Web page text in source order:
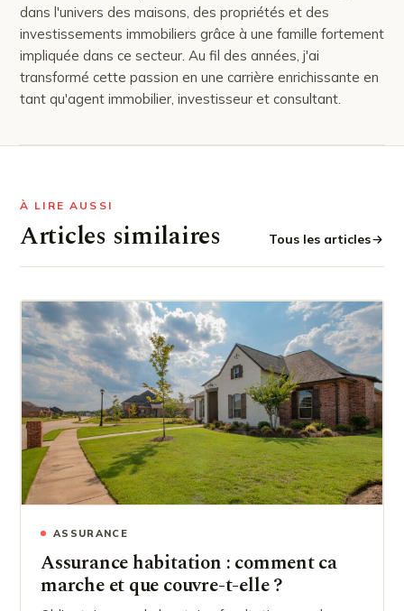
dans l'univers des maisons, des propriétés et des
investissements immobiliers grâce à une famille fortement
impliquée dans ce secteur. Au fil des années, j'ai
transformé cette passion en une carrière enrichissante en
tant qu'agent immobilier, investisseur et consultant.
À LIRE AUSSI
Articles similaires Tous les articles
ASSURANCE
Assurance habitation : comment ca
marche et que couvre-t-elle ?